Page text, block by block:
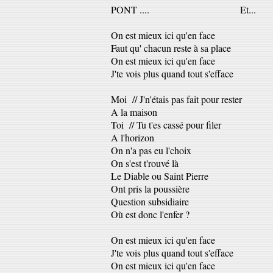
PONT .... Et...
On est mieux ici qu'en face
Faut qu' chacun reste à sa place
On est mieux ici qu'en face
J'te vois plus quand tout s'efface
Moi // J'n'étais pas fait pour rester
A la maison
Toi // Tu t'es cassé pour filer
A l'horizon
On n'a pas eu l'choix
On s'est t'rouvé là
Le Diable ou Saint Pierre
Ont pris la poussière
Question subsidiaire
Où est donc l'enfer ?
On est mieux ici qu'en face
J'te vois plus quand tout s'efface
On est mieux ici qu'en face